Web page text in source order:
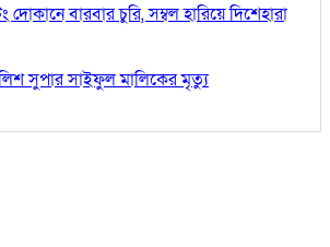
দোকানে বারবার চুরি, সম্বল হারিয়ে দিশেহারা
সুপার সাইফুল মালিকের মৃত্যু